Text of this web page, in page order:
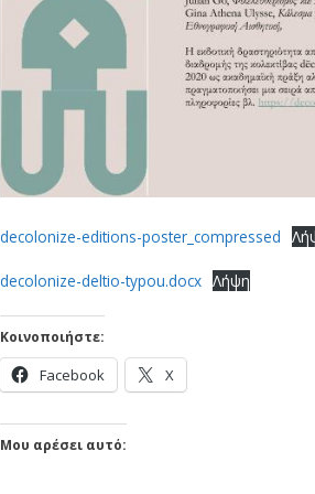
decolonize-editions-poster_compressed
decolonize-deltio-typou.docx Λήψη
Κοινοποιήστε:
Facebook X
Μου αρέσει αυτό: